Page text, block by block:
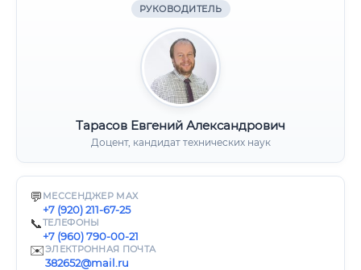
РУКОВОДИТЕЛЬ
Тарасов Евгений Александрович
Доцент, кандидат технических наук
💬 МЕССЕНДЖЕР MAX
+7 (920) 211-67-25
📞ТЕЛЕФОНЫ
+7 (960) 790-00-21
✉️ЭЛЕКТРОННАЯ ПОЧТА
382652@mail.ru